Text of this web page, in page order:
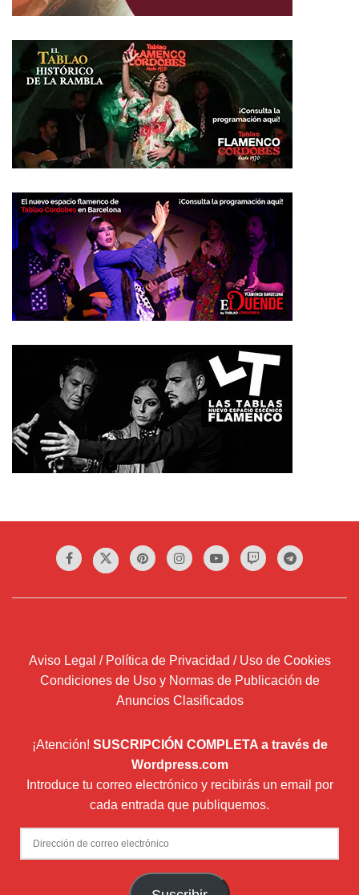
Aviso Legal / Política de Privacidad / Uso de Cookies
Condiciones de Uso y Normas de Publicación de
Anuncios Clasificados
¡Atención! SUSCRIPCIÓN COMPLETA a través de
Wordpress.com
Introduce tu correo electrónico y recibirás un email por
cada entrada que publiquemos.
Dirección
de